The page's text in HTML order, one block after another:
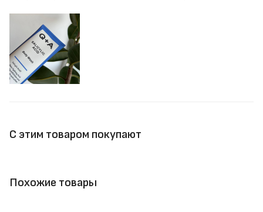
С этим товаром покупают
Похожие товары